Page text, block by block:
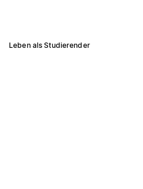
Leben als Studierender